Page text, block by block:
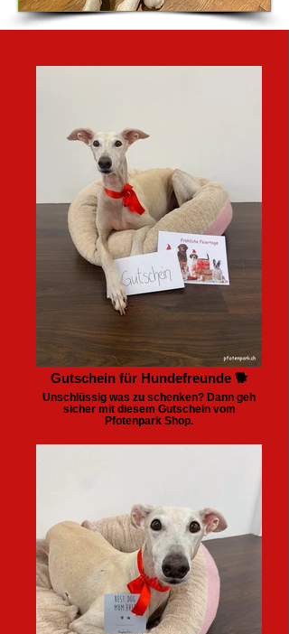
Gutschein für Hundefreunde 🐕
Unschlüssig was zu schenken? Dann geh
sicher mit diesem Gutschein vom
Pfotenpark Shop.